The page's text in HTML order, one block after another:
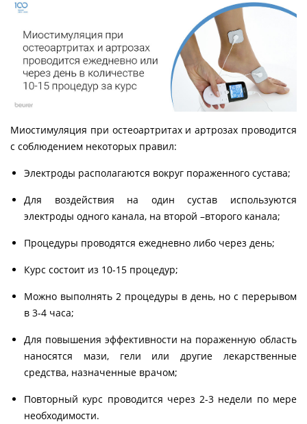
Миостимуляция при остеоартритах и артрозах проводится
с соблюдением некоторых правил:
Электроды располагаются вокруг пораженного сустава;
Для воздействия на один сустав используются
электроды одного канала, на второй –второго канала;
Процедуры проводятся ежедневно либо через день;
Курс состоит из 10-15 процедур;
Можно выполнять 2 процедуры в день, но с перерывом
в 3-4 часа;
Для повышения эффективности на пораженную область
наносятся мази, гели или другие лекарственные
средства, назначенные врачом;
Повторный курс проводится через 2-3 недели по мере
необходимости.